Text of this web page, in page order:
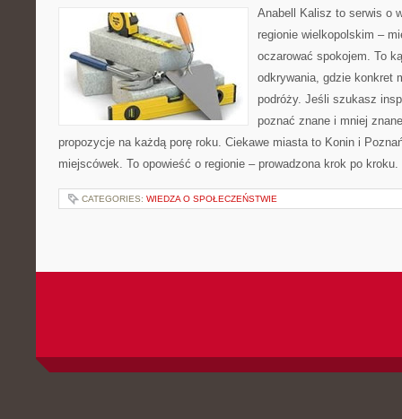
Anabell Kalisz to serwis o
regionie wielkopolskim –
oczarować spokojem. To
odkrywania, gdzie konkret
podróży. Jeśli szukasz
poznać znane i mniej
propozycje na każdą porę roku. Ciekawe miasta to Konin i
miejscówek. To opowieść o regionie – prowadzona krok po
CATEGORIES: WIEDZA O SPOŁECZEŃSTWIE